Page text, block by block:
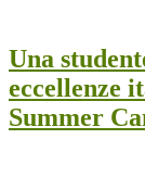
Una
eccellenze
Summer